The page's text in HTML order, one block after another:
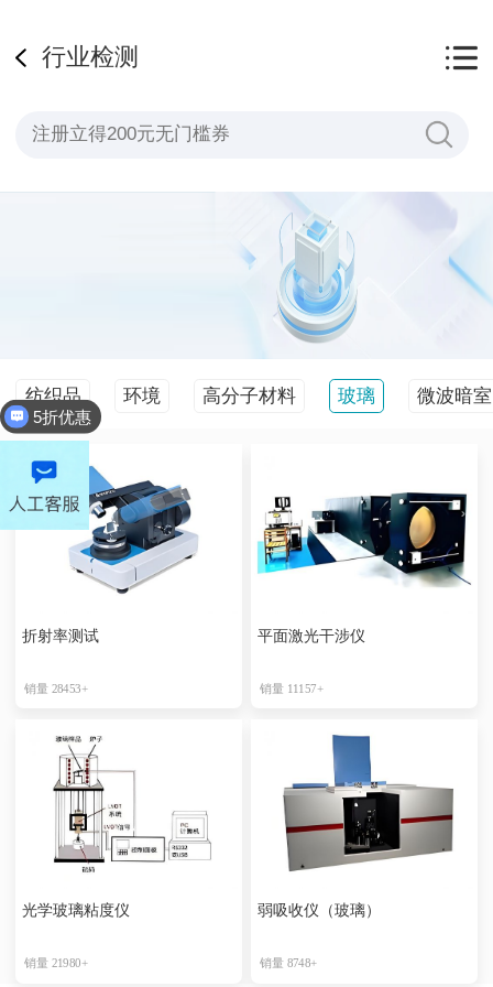
行业检测
纺织品 环境 高分子材料 玻璃 微波暗室
折射率测试
销量 28453+
平面激光干涉仪
销量 11157+
光学玻璃粘度仪
销量 21980+
弱吸收仪（玻璃）
销量 8748+
5折优惠